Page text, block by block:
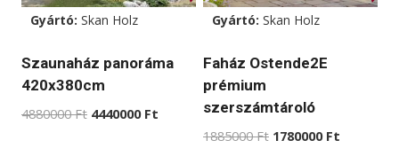
Gyártó: Skan Holz
Szaunaház panoráma
420x380cm
4880000Ft Original
4440000 Ft
Gyártó: Skan Holz
Faház Ostende2E
prémium
szerszámtároló
1885000Ft Original
1780000 Ft